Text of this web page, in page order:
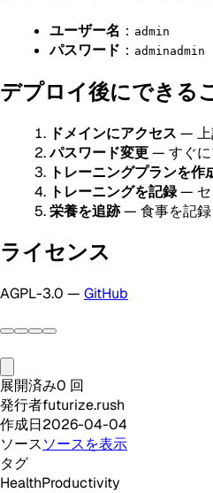
ユーザー名 ： admin
パスワード ： adminadmin
デプロイ後にできる
ドメインにアクセス — 上
パスワード変更— すぐに
トレーニングプランを作
トレーニングを記録— セ
栄養を追跡— 食事を記録
ライセンス
AGPL-3.0 — GitHub
展開済み0 回
発行者futurize.rush
作成日2026-04-04
ソースソースを表示
タグ
HealthProductivity